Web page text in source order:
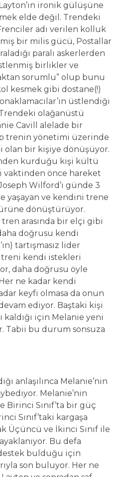
ironik gülüşüne
elde değil. Trendeki
adı verilen kolluk
bir milis gücü, Postallar
paralı askerlerden
birlikler ve
sorumlu” olup bunu
kesmek gibi dostane(!)
üstlendiği
olağanüstü
Cavill alelade bir
trenin yönetimi üzerinde
olan bir kişiye dönüşüyor.
kurduğu kişi kültü
vaktinden önce hareket
Wilford’ı günde 3
yaşayan ve kendini trene
dönüştürüyor.
arasında bir elçi gibi
doğrusu kendi
tartışmasız lider
treni kendi istekleri
daha doğrusu öyle
ne kadar kendi
keyfi olmasa da onun
ediyor. Baştaki kişi
kaldığı için Melanie yeni
Tabii bu durum sonsuza
anlaşılınca Melanie’nin
Melanie’nin
Sınıf’ta bir güç
Sınıf’taki kargaşa
Üçüncü ve İkinci Sınıf ile
Bu defa
bulduğu için
son buluyor. Her ne